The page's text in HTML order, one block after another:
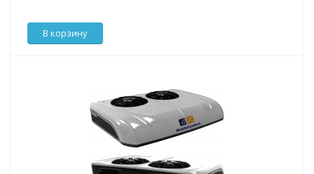
В корзину